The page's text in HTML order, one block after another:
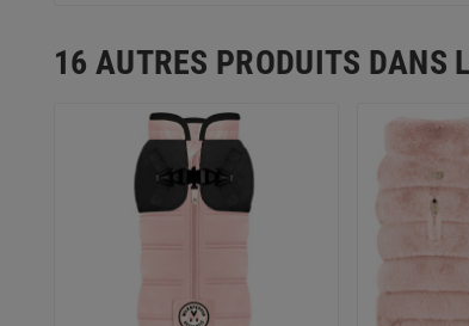
16 AUTRES PRODUITS DANS